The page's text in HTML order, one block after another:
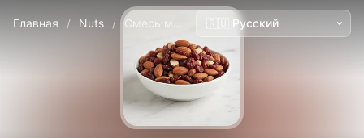
Главная / Nuts / Смесь миндаля и клюквы